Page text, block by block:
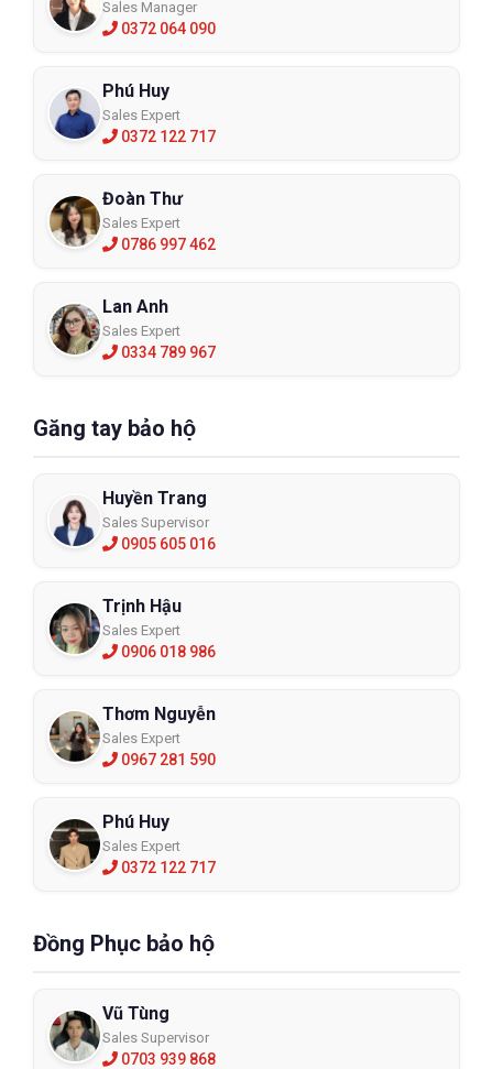
Sales Manager
0372 064 090
Phú Huy
Sales Expert
0372 122 717
Đoàn Thư
Sales Expert
0786 997 462
Lan Anh
Sales Expert
0334 789 967
Găng tay bảo hộ
Huyền Trang
Sales Supervisor
0905 605 016
Trịnh Hậu
Sales Expert
0906 018 986
Thơm Nguyễn
Sales Expert
0967 281 590
Phú Huy
Sales Expert
0372 122 717
Đồng Phục bảo hộ
Vũ Tùng
Sales Supervisor
0703 939 868